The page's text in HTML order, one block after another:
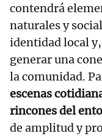
contendrá
naturales y
identidad local
generar una
la comunidad.
escenas
rincones del
de amplitud y